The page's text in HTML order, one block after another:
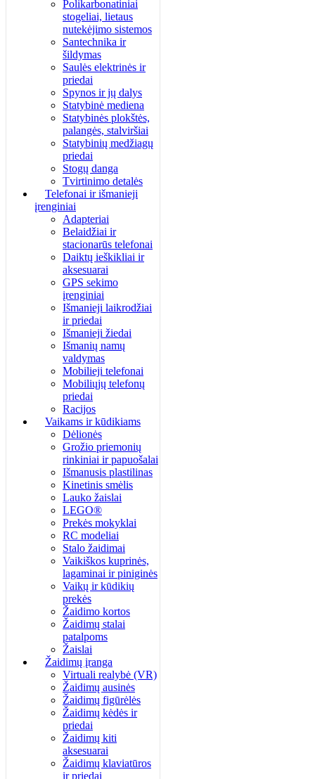
Polikarbonatiniai
stogeliai, lietaus
nutekėjimo sistemos
Santechnika ir
šildymas
Saulės elektrinės ir
priedai
Spynos ir jų dalys
Statybinė mediena
Statybinės plokštės,
palangės, stalviršiai
Statybinių medžiagų
priedai
Stogų danga
Tvirtinimo detalės
Telefonai ir išmanieji
įrenginiai
Adapteriai
Belaidžiai ir
stacionarūs telefonai
Daiktų ieškikliai ir
aksesuarai
GPS sekimo
įrenginiai
Išmanieji laikrodžiai
ir priedai
Išmanieji žiedai
Išmanių namų
valdymas
Mobilieji telefonai
Mobiliųjų telefonų
priedai
Racijos
Vaikams ir kūdikiams
Dėlionės
Grožio priemonių
rinkiniai ir papuošalai
Išmanusis plastilinas
Kinetinis smėlis
Lauko žaislai
LEGO®
Prekės mokyklai
RC modeliai
Stalo žaidimai
Vaikiškos kuprinės,
lagaminai ir piniginės
Vaikų ir kūdikių
prekės
Žaidimo kortos
Žaidimų stalai
patalpoms
Žaislai
Žaidimų įranga
Virtuali realybė (VR)
Žaidimų ausinės
Žaidimų figūrėlės
Žaidimų kėdės ir
priedai
Žaidimų kiti
aksesuarai
Žaidimų klaviatūros
ir priedai